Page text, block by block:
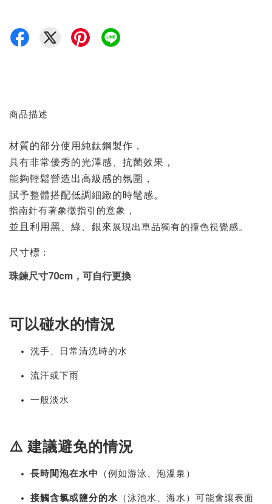
商品描述
材質的部分使用純鈦鋼製作，
具有非常優秀的光澤感、抗菌效果，
能夠輕鬆營造出高級感的氛圍，
賦予整體搭配低調細緻的時髦感。
指南針有著象徵指引的意象，
並且利用黑、綠、銀來 展現出單品獨有的撞色視覺感。
尺寸標 :
珠鍊尺寸70cm，可自行更換
可以碰水的情況
洗手、日常清洗時的水
流汗或下雨
一般淡水
⚠️ 建議避免的情況
長時間泡在水中 （例如游泳、泡溫泉）
接觸含氯或鹽分的水 （泳池水、海水）可能會讓表面